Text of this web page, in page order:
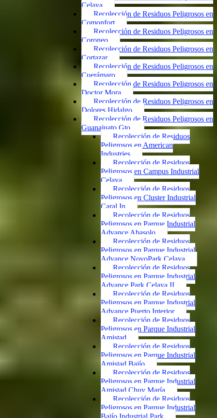
Celaya
Recolección de Residuos Peligrosos en
Comonfort
Recolección de Residuos Peligrosos en
Coroneo
Recolección de Residuos Peligrosos en
Cortazar
Recolección de Residuos Peligrosos en
Cuerámaro
Recolección de Residuos Peligrosos en
Doctor Mora
Recolección de Residuos Peligrosos en
Dolores Hidalgo
Recolección de Residuos Peligrosos en
Guanajuato Gto.
Recolección de Residuos
Peligrosos en American
Industries
Recolección de Residuos
Peligrosos en Campus Industrial
Celaya
Recolección de Residuos
Peligrosos en Cluster Industrial
Caral In
Recolección de Residuos
Peligrosos en Parque Industrial
Advance Abasolo
Recolección de Residuos
Peligrosos en Parque Industrial
Advance NovoPark Celaya
Recolección de Residuos
Peligrosos en Parque Industrial
Advance Park Celaya II
Recolección de Residuos
Peligrosos en Parque Industrial
Advance Puerto Interior
Recolección de Residuos
Peligrosos en Parque Industrial
Amistad
Recolección de Residuos
Peligrosos en Parque Industrial
Amistad Bajío
Recolección de Residuos
Peligrosos en Parque Industrial
Amistad Chuy María
Recolección de Residuos
Peligrosos en Parque Industrial
Bajío Industrial Park